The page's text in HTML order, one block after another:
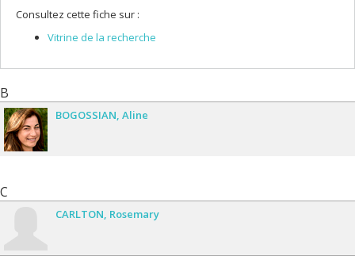
Consultez cette fiche sur :
Vitrine de la recherche
B
BOGOSSIAN Aline
C
CARLTON Rosemary